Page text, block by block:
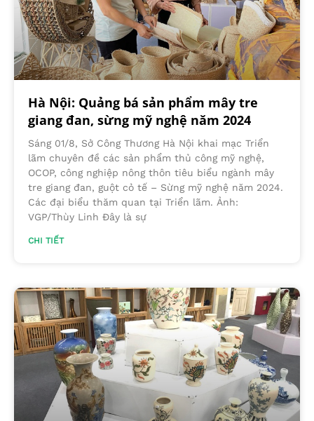
Hà Nội: Quảng bá sản phẩm mây tre
giang đan, sừng mỹ nghệ năm 2024
Sáng 01/8, Sở Công Thương Hà Nội khai mạc Triển
lãm chuyên đề các sản phẩm thủ công mỹ nghệ,
OCOP, công nghiệp nông thôn tiêu biểu ngành mây
tre giang đan, guột cỏ tế – Sừng mỹ nghệ năm 2024.
Các đại biểu thăm quan tại Triển lãm. Ảnh:
VGP/Thùy Linh Đây là sự
CHI TIẾT